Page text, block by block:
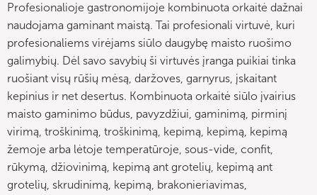
Profesionalioje gastronomijoje kombinuota orkaitė dažnai
naudojama gaminant maistą. Tai profesionali virtuvė, kuri
profesionaliems virėjams siūlo daugybę maisto ruošimo
galimybių. Dėl savo savybių ši virtuvės įranga puikiai tinka
ruošiant visų rūšių mėsą, daržoves, garnyrus, įskaitant
kepinius ir net desertus. Kombinuota orkaitė siūlo įvairius
maisto gaminimo būdus, pavyzdžiui, gaminimą, pirminį
virimą, troškinimą, troškinimą, kepimą, kepimą, kepimą
žemoje arba lėtoje temperatūroje, sous-vide, confit,
rūkymą, džiovinimą, kepimą ant grotelių, kepimą ant
grotelių, skrudinimą, kepimą, brakonieriavimas,